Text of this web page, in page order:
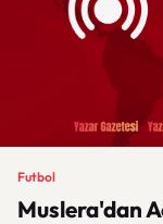
Futbol
Muslera'dan